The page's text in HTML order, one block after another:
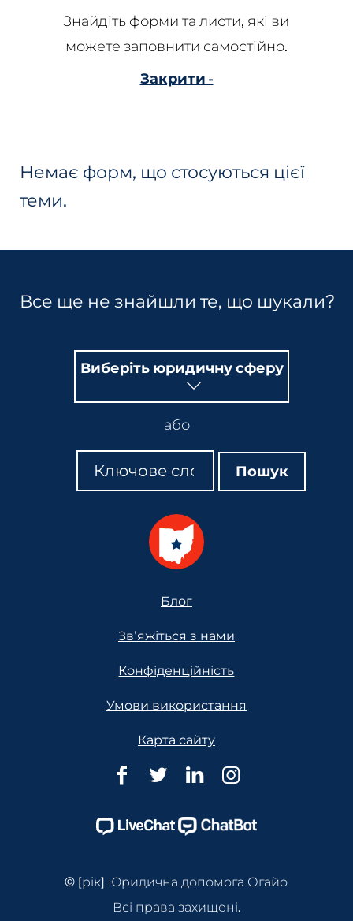
Знайдіть форми та листи, які ви
можете заповнити самостійно.
Закрити -
Немає форм, що стосуються цієї
теми.
Все ще не знайшли те, що шукали?
Виберіть юридичну сферу
або
Пошук
Пошук Пошук
Блог
Зв'яжіться з нами
Конфіденційність
Умови використання
Карта сайту
Юридична
Огайо
Page
Юридична
Огайо
Page
Юридична
Огайо
Page
Юридична
Огайо
Page
© [рік] Юридична допомога Огайо
Всі права захищені.